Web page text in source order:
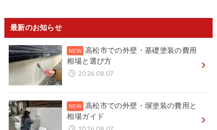
最新のお知らせ
高松市での外壁・基礎塗装の費用
相場と選び方
2026.08.07
高松市での外壁・塀塗装の費用と
相場ガイド
2026.08.07